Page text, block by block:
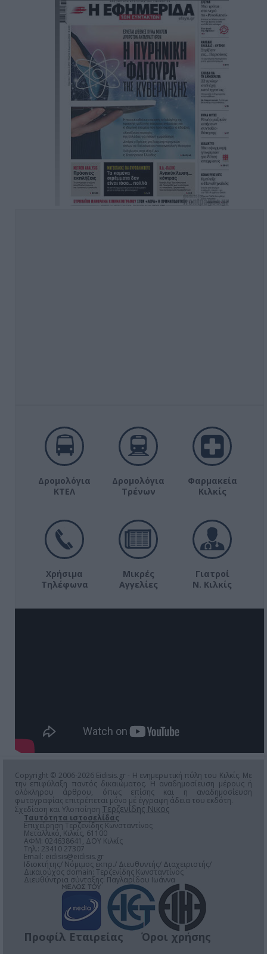
Δρομολόγια
ΚΤΕΛ
Δρομολόγια
Τρένων
Φαρμακεία
Κιλκίς
Χρήσιμα
Τηλέφωνα
Μικρές
Αγγελίες
Γιατροί
Ν. Κιλκίς
Copyright © 2006-2026 Eidisis.gr - Η ενημερωτική πύλη του Κιλκίς. Με
την επιφύλαξη παντός δικαιώματος. Η αναδημοσίευση μέρους ή
ολόκληρου άρθρου, όπως επίσης και η αναδημοσίευση
φωτογραφίας επιτρέπεται μόνο μέ έγγραφη άδεια του εκδότη.
Σχεδίαση και Υλοποίηση Τερζενίδης Νικος
Ταυτότητα ιστοσελίδας
Επιχείρηση Τερζενίδης Κωνσταντίνος
Μεταλλικό, Κιλκίς, 61100
ΑΦΜ: 024638641, ΔΟΥ Κιλκίς
Τηλ.: 23410 27307
Email: eidisis@eidisis.gr
Ιδιοκτήτης/ Νόμιμος εκπρ./ Διευθυντής/ Διαχειριστής/
Δικαιούχος domain: Τερζενίδης Κωνσταντίνος
Διευθύντρια σύνταξης: Παγλαρίδου Ιωάννα
Προφίλ Εταιρείας
Όροι χρήσης